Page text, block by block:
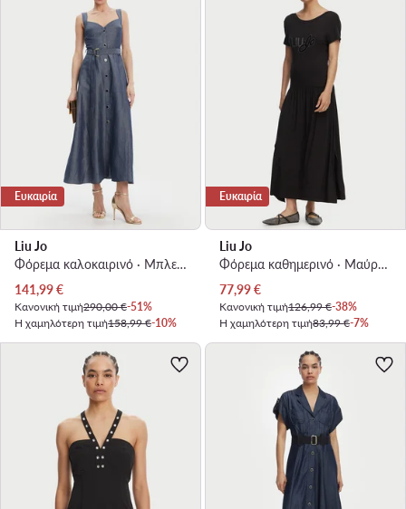
Ευκαιρία
Liu Jo
Φόρεμα καλοκαιρινό · Μπλε · Midi
Τρέχουσα τιμή
141,99€
Κανονική τιμή290,00 €-51%
Η χαμηλότερη τιμή158,99 €-10%
Ευκαιρία
Liu Jo
Φόρεμα καθημερινό · Μαύρο · Midi
Τρέχουσα τιμή
77,99€
Κανονική τιμή126,99 €-38%
Η χαμηλότερη τιμή83,99 €-7%